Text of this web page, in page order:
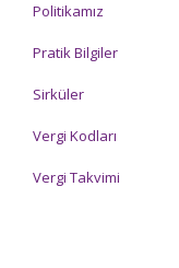
Politikamız
Pratik Bilgiler
Sirküler
Vergi Kodları
Vergi Takvimi